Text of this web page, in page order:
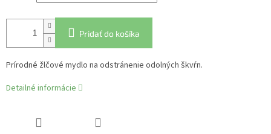
Pridať do košíka
Prírodné žlčové mydlo na odstránenie odolných škvŕn.
Detailné informácie